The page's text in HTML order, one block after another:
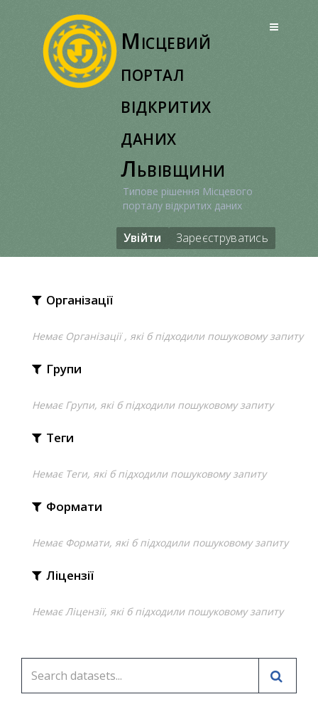
Місцевий
портал
відкритих
даних
Львівщини
Типове рішення Місцевого
порталу відкритих даних
Увійти Зареєструватись
Організації
Немає Організації , які б підходили пошуковому запиту
Групи
Немає Групи, які б підходили пошуковому запиту
Теги
Немає Теги, які б підходили пошуковому запиту
Формати
Немає Формати, які б підходили пошуковому запиту
Ліцензії
Немає Ліцензії, які б підходили пошуковому запиту